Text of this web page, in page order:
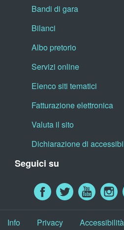
Bandi di gara
Bilanci
Albo pretorio
Servizi online
Elenco siti tematici
Fatturazione elettronica
Valuta il sito
Dichiarazione di
Seguici su
Info Privacy Accessibilità